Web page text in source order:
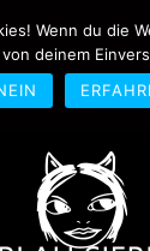
Frankfurt
Wenn du die
deinem